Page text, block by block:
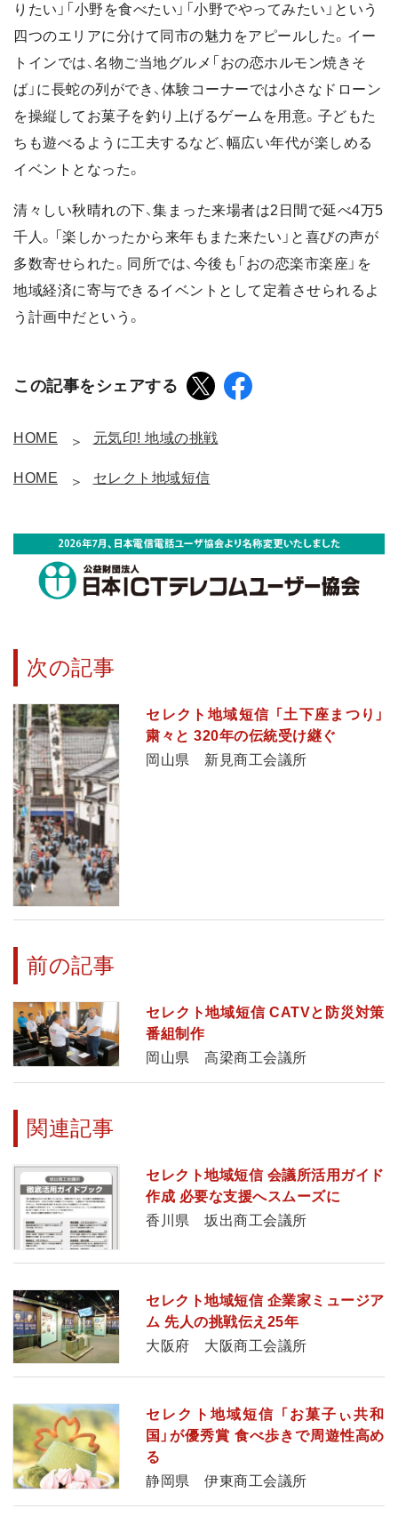
りたい」「小野を食べたい」「小野でやってみたい」という
四つのエリアに分けて同市の魅力をアピールした。イー
トインでは、名物ご当地グルメ「おの恋ホルモン焼きそ
ば」に長蛇の列ができ、体験コーナーでは小さなドローン
を操縦してお菓子を釣り上げるゲームを用意。子どもた
ちも遊べるように工夫するなど、幅広い年代が楽しめる
イベントとなった。
清々しい秋晴れの下、集まった来場者は2日間で延べ4万5
千人。「楽しかったから来年もまた来たい」と喜びの声が
多数寄せられた。同所では、今後も「おの恋楽市楽座」を
地域経済に寄与できるイベントとして定着させられるよ
う計画中だという。
この記事をシェアする
HOME 元気印! 地域の挑戦
HOME セレクト地域短信
次の記事
セレクト地域短信 「土下座まつり」
粛々と 320年の伝統受け継ぐ
岡山県 新見商工会議所
前の記事
セレクト地域短信 CATVと防災対策
番組制作
岡山県 高梁商工会議所
関連記事
セレクト地域短信 会議所活用ガイド
作成 必要な支援へスムーズに
香川県 坂出商工会議所
セレクト地域短信 企業家ミュージア
ム 先人の挑戦伝え25年
大阪府 大阪商工会議所
セレクト地域短信 「お菓子ぃ共和
国」が優秀賞 食べ歩きで周遊性高め
る
静岡県 伊東商工会議所